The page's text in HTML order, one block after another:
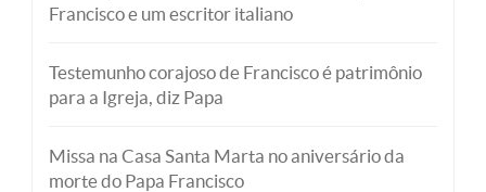
Francisco e um escritor italiano
Testemunho corajoso de Francisco é patrimônio
para a Igreja, diz Papa
Missa na Casa Santa Marta no aniversário da
morte do Papa Francisco